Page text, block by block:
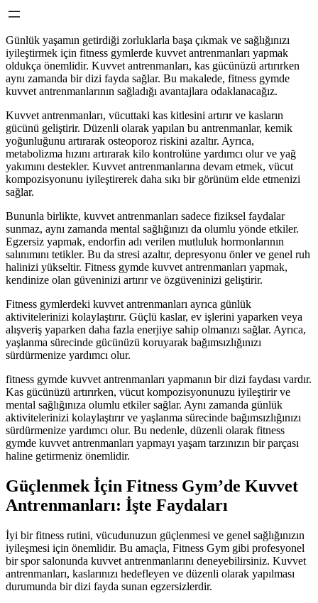
Günlük yaşamın getirdiği zorluklarla başa çıkmak ve sağlığınızı
iyileştirmek için fitness gymlerde kuvvet antrenmanları yapmak
oldukça önemlidir. Kuvvet antrenmanları, kas gücünüzü artırırken
aynı zamanda bir dizi fayda sağlar. Bu makalede, fitness gymde
kuvvet antrenmanlarının sağladığı avantajlara odaklanacağız.
Kuvvet antrenmanları, vücuttaki kas kitlesini artırır ve kasların
gücünü geliştirir. Düzenli olarak yapılan bu antrenmanlar, kemik
yoğunluğunu artırarak osteoporoz riskini azaltır. Ayrıca,
metabolizma hızını artırarak kilo kontrolüne yardımcı olur ve yağ
yakımını destekler. Kuvvet antrenmanlarına devam etmek, vücut
kompozisyonunu iyileştirerek daha sıkı bir görünüm elde etmenizi
sağlar.
Bununla birlikte, kuvvet antrenmanları sadece fiziksel faydalar
sunmaz, aynı zamanda mental sağlığınızı da olumlu yönde etkiler.
Egzersiz yapmak, endorfin adı verilen mutluluk hormonlarının
salınımını tetikler. Bu da stresi azaltır, depresyonu önler ve genel ruh
halinizi yükseltir. Fitness gymde kuvvet antrenmanları yapmak,
kendinize olan güveninizi artırır ve özgüveninizi geliştirir.
Fitness gymlerdeki kuvvet antrenmanları ayrıca günlük
aktivitelerinizi kolaylaştırır. Güçlü kaslar, ev işlerini yaparken veya
alışveriş yaparken daha fazla enerjiye sahip olmanızı sağlar. Ayrıca,
yaşlanma sürecinde gücünüzü koruyarak bağımsızlığınızı
sürdürmenize yardımcı olur.
fitness gymde kuvvet antrenmanları yapmanın bir dizi faydası vardır.
Kas gücünüzü artırırken, vücut kompozisyonunuzu iyileştirir ve
mental sağlığınıza olumlu etkiler sağlar. Aynı zamanda günlük
aktivitelerinizi kolaylaştırır ve yaşlanma sürecinde bağımsızlığınızı
sürdürmenize yardımcı olur. Bu nedenle, düzenli olarak fitness
gymde kuvvet antrenmanları yapmayı yaşam tarzınızın bir parçası
haline getirmeniz önemlidir.
Güçlenmek İçin Fitness Gym’de Kuvvet
Antrenmanları: İşte Faydaları
İyi bir fitness rutini, vücudunuzun güçlenmesi ve genel sağlığınızın
iyileşmesi için önemlidir. Bu amaçla, Fitness Gym gibi profesyonel
bir spor salonunda kuvvet antrenmanlarını deneyebilirsiniz. Kuvvet
antrenmanları, kaslarınızı hedefleyen ve düzenli olarak yapılması
durumunda bir dizi fayda sunan egzersizlerdir.